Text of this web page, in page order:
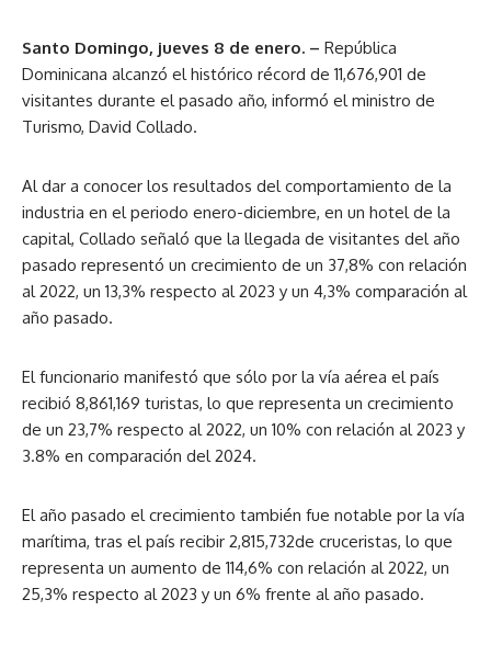
Santo Domingo, jueves 8 de enero. – República
Dominicana alcanzó el histórico récord de 11,676,901 de
visitantes durante el pasado año, informó el ministro de
Turismo, David Collado.
Al dar a conocer los resultados del comportamiento de la
industria en el periodo enero-diciembre, en un hotel de la
capital, Collado señaló que la llegada de visitantes del año
pasado representó un crecimiento de un 37,8% con relación
al 2022, un 13,3% respecto al 2023 y un 4,3% comparación al
año pasado.
El funcionario manifestó que sólo por la vía aérea el país
recibió 8,861,169 turistas, lo que representa un crecimiento
de un 23,7% respecto al 2022, un 10% con relación al 2023 y
3.8% en comparación del 2024.
El año pasado el crecimiento también fue notable por la vía
marítima, tras el país recibir 2,815,732de cruceristas, lo que
representa un aumento de 114,6% con relación al 2022, un
25,3% respecto al 2023 y un 6% frente al año pasado.